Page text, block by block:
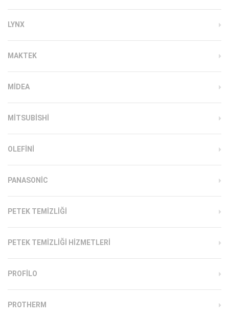
LYNX
MAKTEK
MIDEA
MITSUBISHI
OLEFINI
PANASONIC
PETEK TEMIZLIĞI
PETEK TEMIZLIĞI HIZMETLERI
PROFILO
PROTHERM